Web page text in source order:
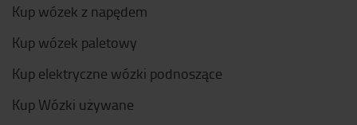
Kup wózek z napędem
Kup wózek paletowy
Kup elektryczne wózki podnoszące
Kup Wózki używane